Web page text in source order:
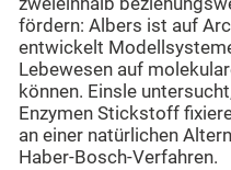
fördern: Albers ist auf
entwickelt
Lebewesen auf
können. Einsle
Enzymen Stickstoff
an einer natürlichen
Haber-Bosch-Verfahren.